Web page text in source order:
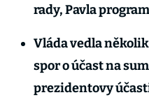
rady, Pavla
Vláda vedla
spor o účast na
prezidentovy